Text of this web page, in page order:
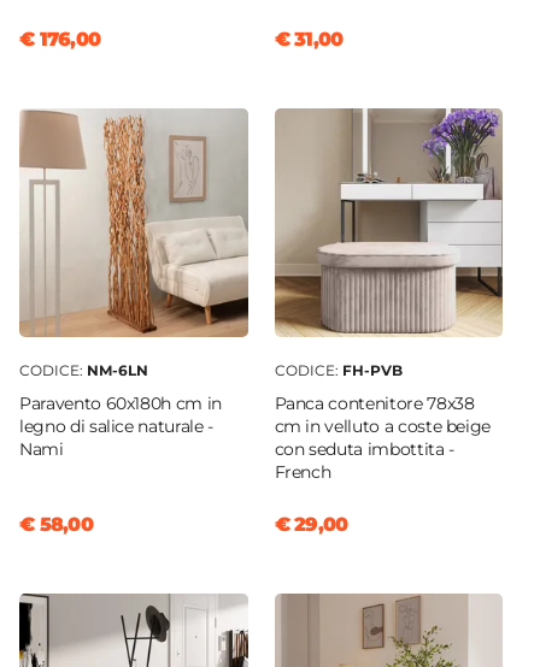
€ 176,00 € 31,00
CODICE: NM-6LN
Paravento 60x180h cm in
legno di salice naturale -
Nami
€ 58,00
CODICE: FH-PVB
Panca contenitore 78x38
cm in velluto a coste beige
con seduta imbottita -
French
€ 29,00